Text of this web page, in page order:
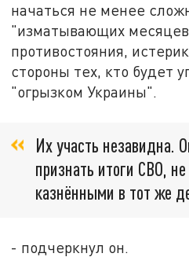
начаться не менее
"изматывающих месяцев
противостояния,
стороны тех, кто будет
"огрызком Украины".
Их участь незавидна.
признать итоги СВО,
казнёнными в тот же
- подчеркнул он.